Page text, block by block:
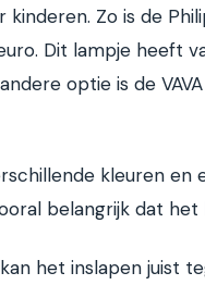
Zo is de
Dit lampje heeft
optie is de
kleuren en
belangrijk dat
het inslapen juist